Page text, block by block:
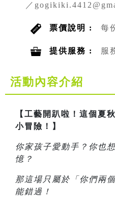
／
票價說明 : 每
提供服務 : 服
活動內容介紹
【工藝開趴啦！這個夏
小冒險！】
你家孩子愛動手？你也
憶？
那這場只屬於「你們兩
能錯過！